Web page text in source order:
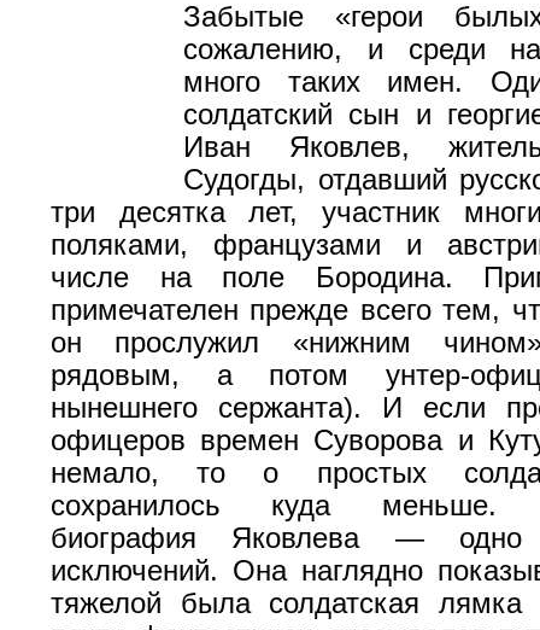
Забытые «герои
сожалению, и среди
много таких имен.
солдатский сын и
Иван Яковлев,
Судогды, отдавший
три десятка лет, участник
поляками, французами и
числе на поле Бородина.
примечателен прежде всего тем,
он прослужил «нижним
рядовым, а потом унтер-
нынешнего сержанта). И если
офицеров времен Суворова и
немало, то о простых
сохранилось куда меньше.
биография Яковлева — одно
исключений. Она наглядно
тяжелой была солдатская